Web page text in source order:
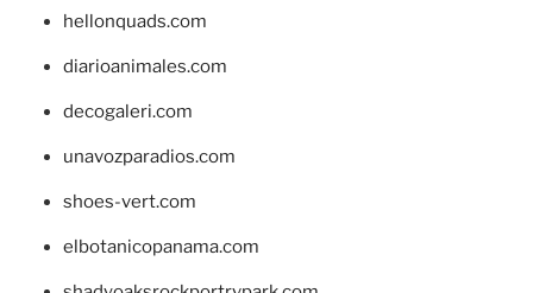
hellonquads.com
diarioanimales.com
decogaleri.com
unavozparadios.com
shoes-vert.com
elbotanicopanama.com